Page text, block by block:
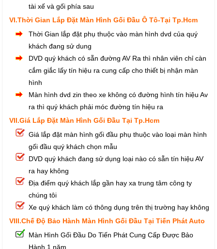
tài xế và gối phía sau
VI.Thời Gian Lắp Đặt Màn Hình Gối Đầu Ô Tô-Tại Tp.Hcm
Thời Gian lắp đặt phụ thuộc vào màn hình dvd của quý
khách đang sử dung
DVD quý khách có sẵn đường AV Ra thì nhân viên chỉ càn
cắm giắc lấy tín hiệu ra cung cấp cho thiết bị nhận màn
hình
Màn hình dvd zin theo xe không có đường hình tín hiệu Av
ra thì quý khách phải móc đường tín hiệu ra
VII.Giá Lắp Đặt Màn Hình Gối Đầu Tại Tp.Hcm
Giá lắp đặt màn hình gối đầu phụ thuộc vào loại màn hình
gối đầu quý khách chọn mẫu
DVD quý khách đang sử dụng loại nào có sẵn tín hiệu AV
ra hay không
Địa điểm quý khách lắp gần hay xa trung tâm công ty
chúng tôi
Xe quý khách làm có thông dụng trên thị trường hay không
VIII.Chế Độ Bảo Hành Màn Hình Gối Đầu Tại Tiến Phát Auto
Màn Hình Gối Đầu Do Tiến Phát Cung Cấp Được Bảo
Hành 1 năm